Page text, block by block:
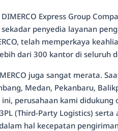
Express Group
penyedia layanan
telah memperkaya
dari 300 kantor di seluruh
juga sangat merata.
Medan, Pekanbaru,
perusahaan kami
(Third-Party Logistics)
hal kecepatan